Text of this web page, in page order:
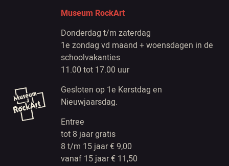
Museum RockArt
Donderdag t/m zaterdag
1e zondag vd maand + woensdagen in de
schoolvakanties
11.00 tot 17.00 uur
Gesloten op 1e Kerstdag en
Nieuwjaarsdag.
Entree
tot 8 jaar gratis
8 t/m 15 jaar € 9,00
vanaf 15 jaar € 11,50